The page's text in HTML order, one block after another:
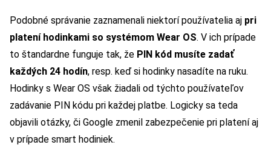
Podobné správanie zaznamenali niektorí používatelia aj pri
platení hodinkami so systémom Wear OS. V ich prípade
to štandardne funguje tak, že PIN kód musíte zadať
každých 24 hodín, resp. keď si hodinky nasadíte na ruku.
Hodinky s Wear OS však žiadali od týchto používateľov
zadávanie PIN kódu pri každej platbe. Logicky sa teda
objavili otázky, či Google zmenil zabezpečenie pri platení aj
v prípade smart hodiniek.